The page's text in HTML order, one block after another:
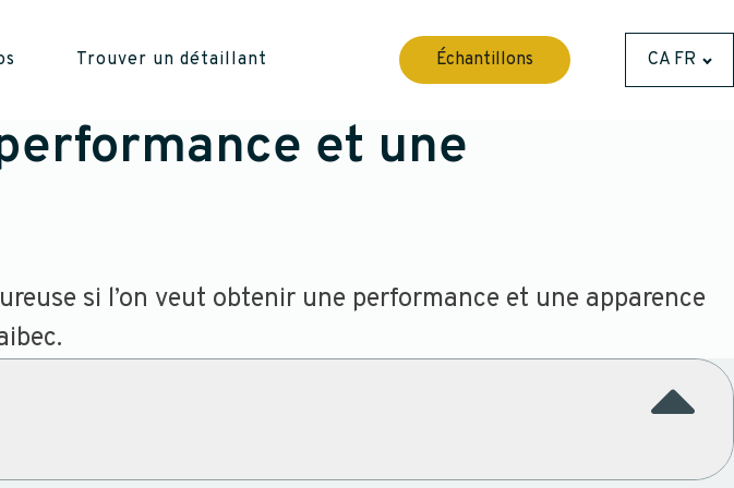
Trouver un détaillant Échantillons CA FR
et une
si l’on veut obtenir une performance et une apparence